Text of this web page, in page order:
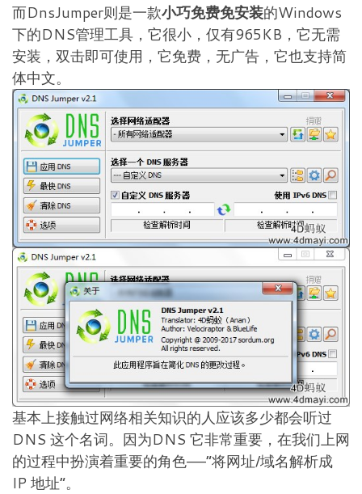
而DnsJumper则是一款小巧免费免安装的Windows
下的DNS管理工具，它很小，仅有965KB，它无需
安装，双击即可使用，它免费，无广告，它也支持简
体中文。
基本上接触过网络相关知识的人应该多少都会听过
DNS 这个名词。因为DNS 它非常重要，在我们上网
的过程中扮演着重要的角色——“将网址/域名解析成
IP 地址”。